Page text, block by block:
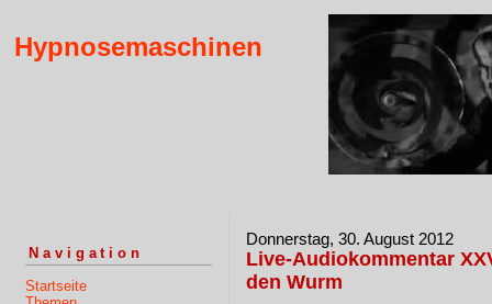
Hypnosemaschinen
Navigation
Startseite
Donnerstag, 30. August 2012
Live-Audiokommentar
den Wurm